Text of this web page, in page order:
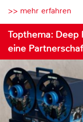
>> mehr erfahren
Topthema: Deep
eine